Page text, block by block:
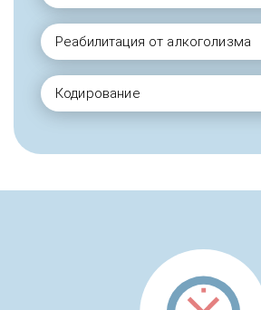
Реабилитация от алкоголизма
Кодирование